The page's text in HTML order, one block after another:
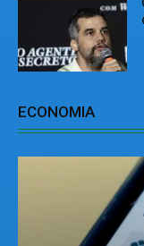
ECONOMIA